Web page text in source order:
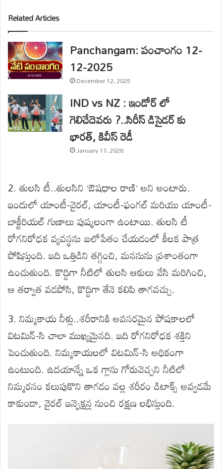
Related Articles
Panchangam: పంచాంగం 12-
12-2025
December 12, 2025
IND vs NZ : ఇండోర్ లో
గెలిచేదెవరు ?..సిరీస్ డిసైడర్ కు
భారత్, కివీస్ రెడీ
January 17, 2026
2. తులసి టీ..తులసిని ‘ఔషధాల రాణి’ అని అంటారు.
ఇందులో యాంటీ-వైరల్, యాంటీ-ఫంగల్ మరియు యాంటీ-
బాక్టీరియల్ గుణాలు పుష్కలంగా ఉంటాయి. తులసి టీ
రోగనిరోధక వ్యవస్థను బలోపేతం చేయడంలో కీలక పాత్ర
పోషిస్తుంది. ఇది ఒత్తిడిని తగ్గించి, మనసును ప్రశాంతంగా
ఉంచుతుంది. కొద్దిగా నీటిలో తులసి ఆకులు వేసి మరిగించి,
ఆ తర్వాత వడపోసి, కొద్దిగా తేనె కలిపి తాగవచ్చు.
3. నిమ్మకాయ నీళ్లు..శరీరానికి అవసరమైన పోషకాలలో
విటమిన్-సి చాలా ముఖ్యమైనది. ఇది రోగనిరోధక శక్తిని
పెంచుతుంది. నిమ్మకాయలలో విటమిన్-సి అధికంగా
ఉంటుంది. ఉదయాన్నే ఒక గ్లాసు గోరువెచ్చని నీటిలో
నిమ్మరసం కలుపుకొని తాగడం వల్ల శరీరం డిటాక్స్ అవ్వడమే
కాకుండా, వైరల్ ఇన్ఫెక్షన్ల నుంచి రక్షణ లభిస్తుంది.